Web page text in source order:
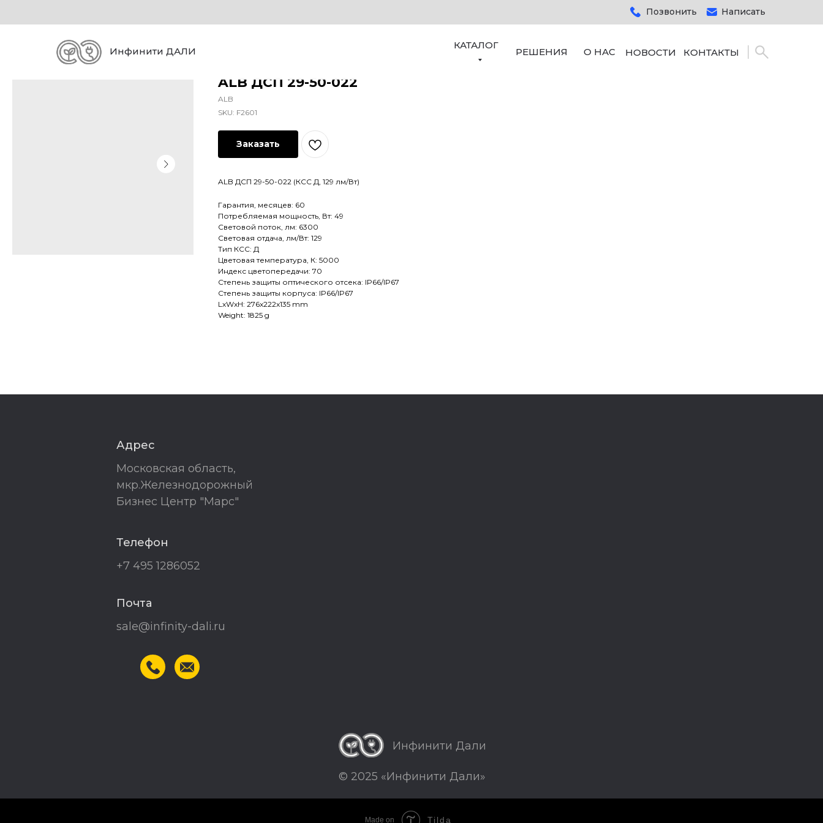
Позвонить
Инфинити ДАЛИ
Написать
КАТАЛОГ
РЕШЕНИЯ О НАС НОВОСТИ КОНТАКТЫ
ALB ДСП 29-50-022
ALB
SKU: F2601
Заказать
ALB ДСП 29-50-022 (КСС Д, 129 лм/Вт)
Гарантия, месяцев: 60
Потребляемая мощность, Вт: 49
Световой поток, лм: 6300
Световая отдача, лм/Вт: 129
Тип КСС: Д
Цветовая температура, К: 5000
Индекс цветопередачи: 70
Степень защиты оптического отсека: IP66/IP67
Степень защиты корпуса: IP66/IP67
LxWxH: 276x222x135 mm
Weight: 1825 g
© 2025 «Инфинити Дали»
Адрес
Московская область,
мкр.Железнодорожный
Бизнес Центр "Марс"
Телефон
+7 495 1286052
Почта
sale@infinity-dali.ru
Инфинити Дали
Made on Tilda